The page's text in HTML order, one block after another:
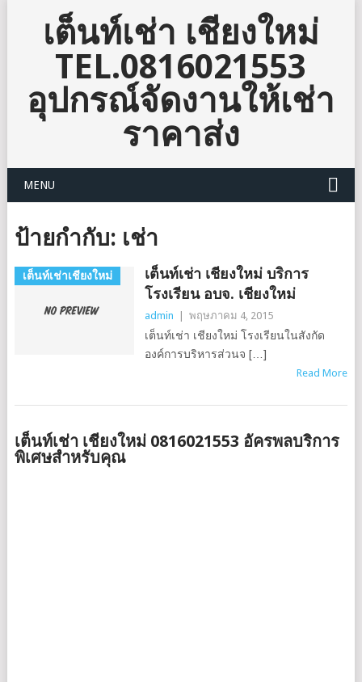
เต็นท์เช่า เชียงใหม่
TEL.0816021553
อุปกรณ์จัดงานให้เช่า
ราคาส่ง
MENU
ป้ายกำกับ: เช่า
เต็นท์เช่าเชียงใหม่
เต็นท์เช่า เชียงใหม่ บริการ
โรงเรียน อบจ. เชียงใหม่
admin พฤษภาคม 4, 2015
เต็นท์เช่า เชียงใหม่ โรงเรียนในสังกัด
องค์การบริหารส่วนจ […]
Read More
เต็นท์เช่า เชียงใหม่ 0816021553 อัครพลบริการ
พิเศษสำหรับคุณ